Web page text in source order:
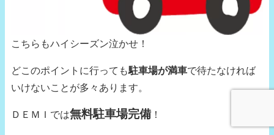
こちらもハイシーズン泣かせ！
どこのポイントに行っても駐車場が満車で待たなければ
いけないことが多々あります。
ＤＥＭＩでは無料駐車場完備 ！